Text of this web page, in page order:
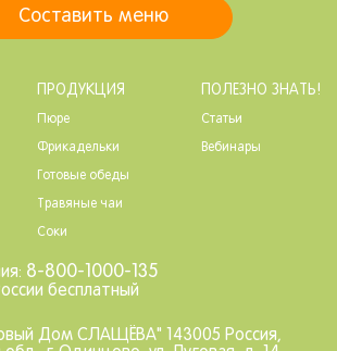
Составить меню
ПРОДУКЦИЯ
Пюре
Фрикадельки
Готовые обеды
Травяные чаи
Соки
ПОЛЕЗНО ЗНАТЬ!
Статьи
Вебинары
8-800-1000-135
бесплатный
Дом СЛАЩЁВА" 143005 Россия,